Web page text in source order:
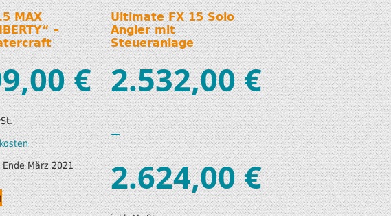
MAX
–
€
Ende März 2021
Ultimate FX 15 Solo
Angler mit
Steueranlage
2.532,00€
–
2.624,00€